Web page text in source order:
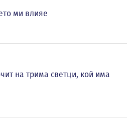
ми влияе
на трима светци, кой има